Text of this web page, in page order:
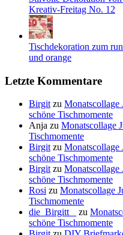
Kreativ-Freitag No. 12
Tischdekoration zum
und orange
Letzte Kommentare
Birgit zu Monatscollage
schöne Tischmomente
Anja zu Monatscollage
Tischmomente
Birgit zu Monatscollage
schöne Tischmomente
Birgit zu Monatscollage
schöne Tischmomente
Rosi zu Monatscollage
Tischmomente
die_Birgitt _
zu
schöne Tischmomente